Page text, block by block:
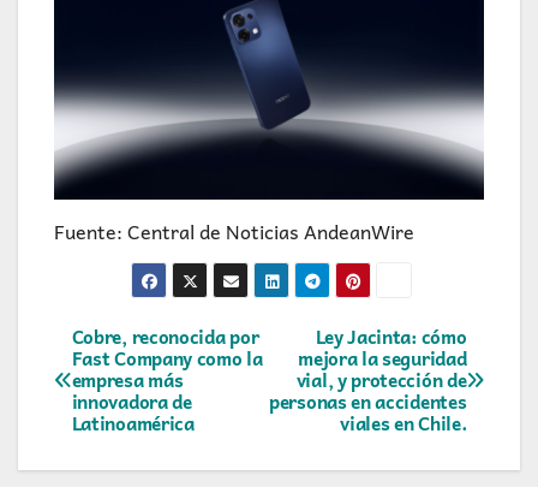
Fuente: Central de Noticias AndeanWire
Navegación
de
entradas
Ley Jacinta: cómo
mejora la seguridad
vial, y protección de
personas en accidentes
viales en Chile.
Cobre, reconocida por
Fast Company como la
empresa más
innovadora de
Latinoamérica